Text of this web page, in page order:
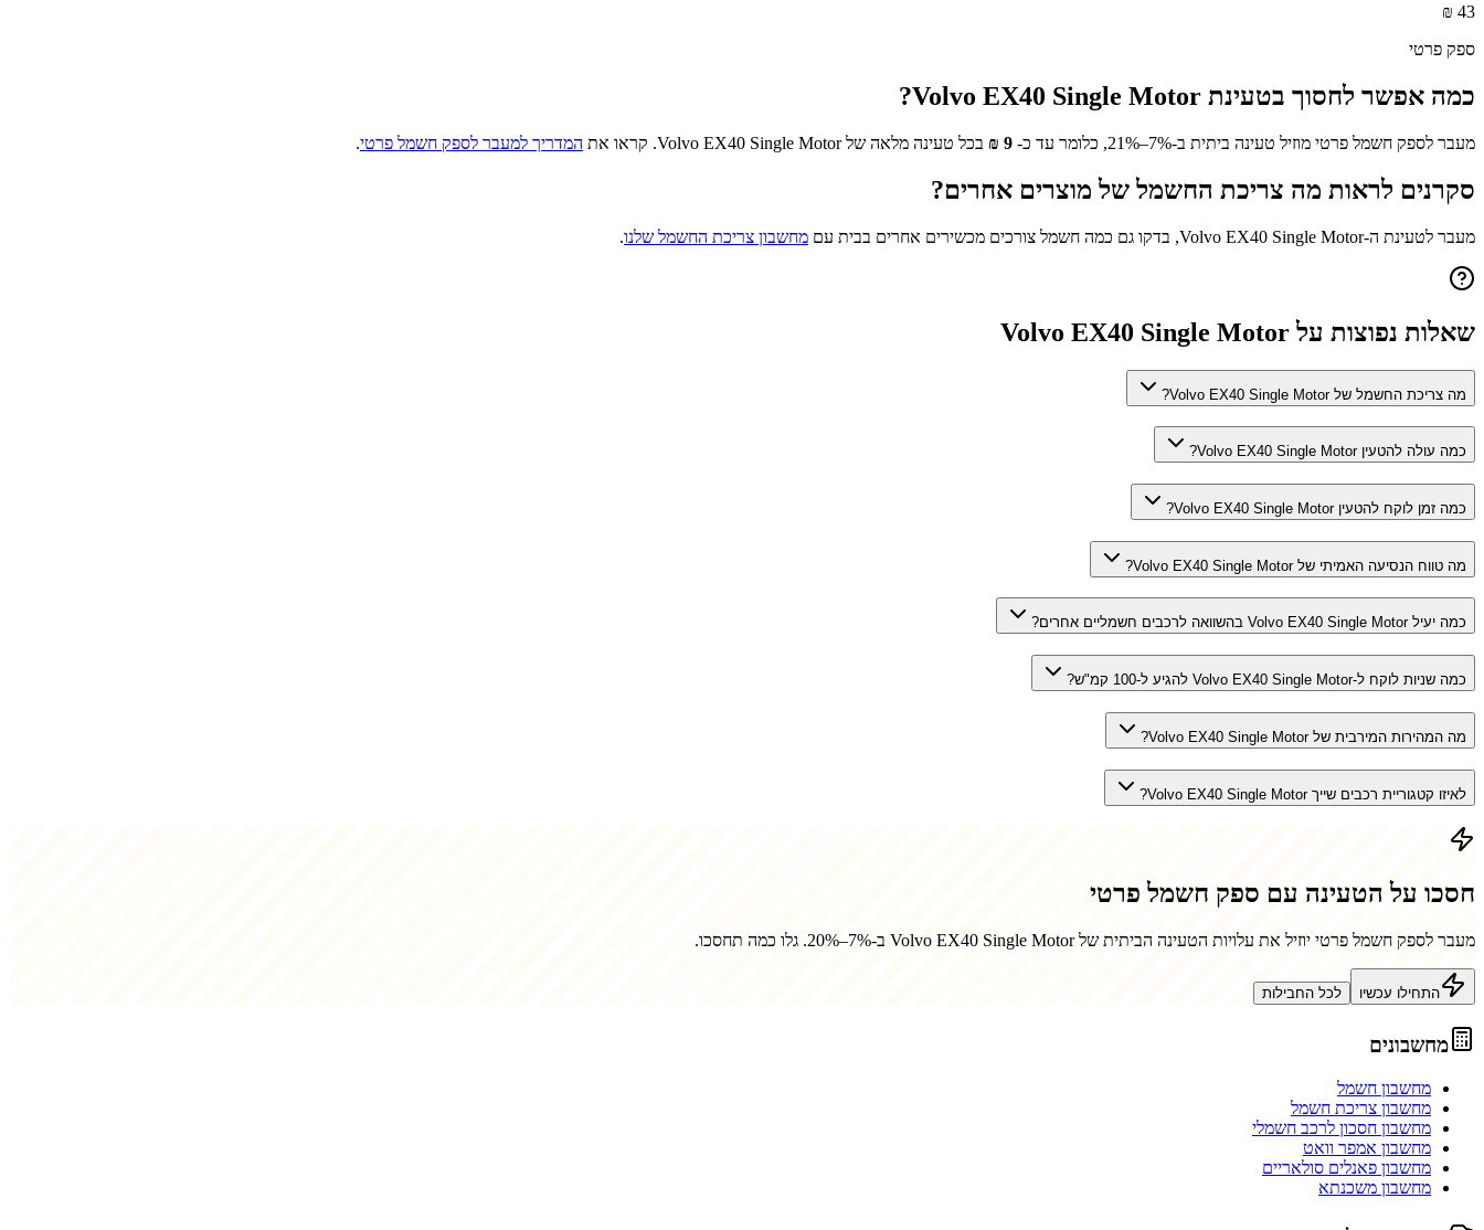
43
₪
ספק פרטי
כמה אפשר לחסוך בטעינת Volvo EX40 Single Motor
?
מעבר לספק חשמל פרטי מוזיל טעינה ביתית ב-7%–21%, כלומר עד כ- 9
₪ בכל טעינה מלאה שלVolvo EX40 Single Motor. קראו את המדריך למעבר לספק חשמל פרטי.
סקרנים לראות מה צריכת החשמל של מוצרים אחרים?
מעבר לטעינת ה-Volvo EX40 Single Motor, בדקו גם כמה חשמל צורכים מכשירים אחרים בבית עם מחשבון צריכת החשמל שלנו.
שאלות נפוצות עלVolvo EX40 Single Motor
מה צריכת החשמל של Volvo EX40 Single Motor?
כמה עולה להטעין Volvo EX40 Single Motor?
כמה זמן לוקח להטעין Volvo EX40 Single Motor?
מה טווח הנסיעה האמיתי של Volvo EX40 Single Motor?
כמה יעיל Volvo EX40 Single Motor בהשוואה לרכבים חשמליים אחרים?
כמה שניות לוקח ל-Volvo EX40 Single Motor להגיע ל-100 קמ"ש?
מה המהירות המירבית של Volvo EX40 Single Motor?
לאיזו קטגוריית רכבים שייך Volvo EX40 Single Motor?
חסכו על הטעינה עם ספק חשמל פרטי
מעבר לספק חשמל פרטי יוזיל את עלויות הטעינה הביתית שלVolvo EX40 Single Motor ב-7%–20%. גלו כמה תחסכו.
התחילו עכשיו לכל החבילות
מחשבונים
מחשבון חשמל
מחשבון צריכת חשמל
מחשבון חסכון לרכב חשמלי
מחשבון אמפר וואט
מחשבון פאנלים סולאריים
מחשבון משכנתא